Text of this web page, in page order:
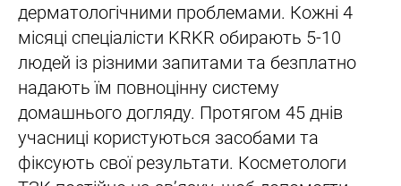
дерматологічними проблемами. Кожні 4
місяці спеціалісти KRKR обирають 5-10
людей із різними запитами та безплатно
надають їм повноцінну систему
домашнього догляду. Протягом 45 днів
учасниці користуються засобами та
фіксують свої результати. Косметологи